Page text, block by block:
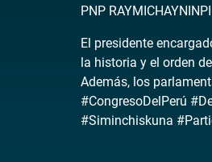
PNP
El presidente
la historia y el orden
Además, los
#CongresoDelPerú
#Siminchiskuna